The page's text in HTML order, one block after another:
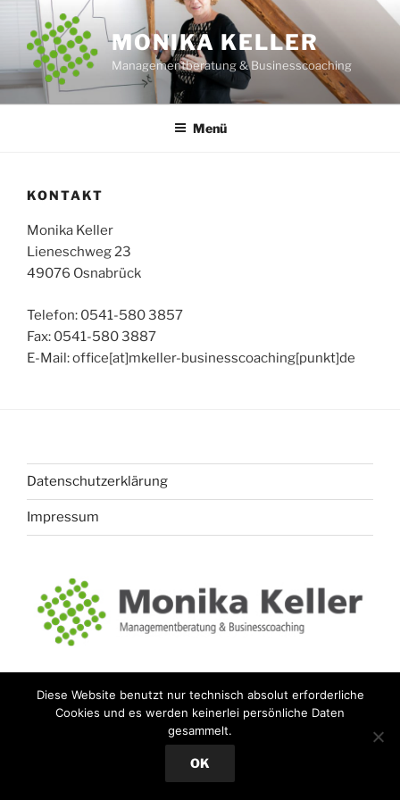
Inhalt
springen
MONIKA KELLER
Managementberatung & Businesscoaching
Menü
KONTAKT
Monika Keller
Lieneschweg 23
49076 Osnabrück
Telefon: 0541-580 3857
Fax: 0541-580 3887
E-Mail: office[at]mkeller-businesscoaching[punkt]de
Datenschutzerklärung
Impressum
Diese Website benutzt nur technisch absolut erforderliche
Cookies und es werden keinerlei persönliche Daten
gesammelt.
OK